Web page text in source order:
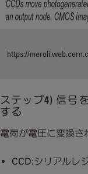
https://
ステップ4) 信号
する
電荷が電圧に変換さ
CCD:シリアルレ